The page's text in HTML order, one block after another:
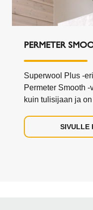
PERMETER
Superwool Plus -
Permeter Smooth
kuin tulisijaan ja
SIVULLE